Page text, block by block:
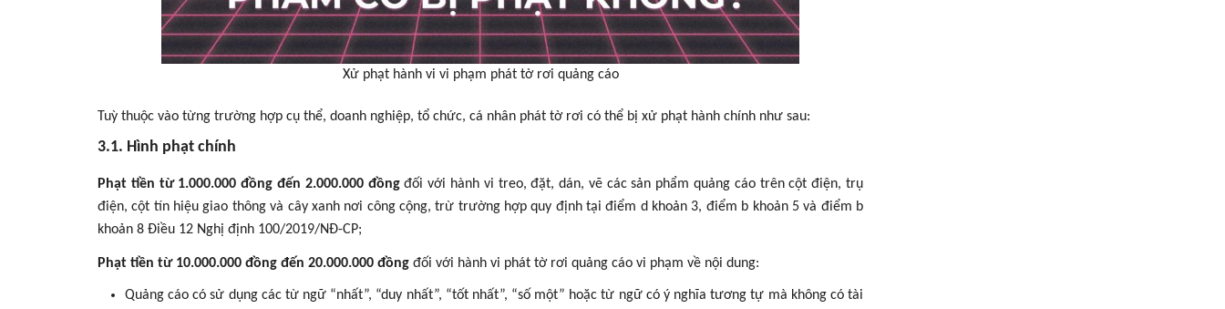
Xử phạt hành vi vi phạm phát tờ rơi quảng cáo
Tuỳ thuộc vào từng trường hợp cụ thể, doanh nghiệp, tổ chức, cá nhân phát tờ rơi có thể bị xử phạt hành chính như sau:
3.1. Hình phạt chính
Phạt tiền từ 1.000.000 đồng đến 2.000.000 đồngđối với hành vi treo, đặt, dán, vẽ các sản phẩm quảng cáo trên cột điện, trụ
điện, cột tín hiệu giao thông và cây xanh nơi công cộng, trừ trường hợp quy định tại điểm d khoản 3, điểm b khoản 5 và điểm b
khoản 8 Điều 12 Nghị định 100/2019/NĐ-CP;
Phạt tiền từ 10.000.000 đồng đến 20.000.000 đồng đối với hành vi phát tờ rơi quảng cáo vi phạm về nội dung:
Quảng cáo có sử dụng các từ ngữ “nhất”, “duy nhất”, “tốt nhất”, “số một” hoặc từ ngữ có ý nghĩa tương tự mà không có tài